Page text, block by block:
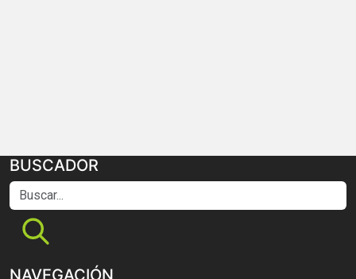
BUSCADOR
Buscar...
NAVEGACIÓN